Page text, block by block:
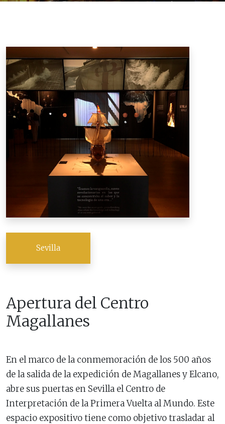
Sevilla
Apertura del Centro
Magallanes
En el marco de la conmemoración de los 500 años
de la salida de la expedición de Magallanes y Elcano,
abre sus puertas en Sevilla el Centro de
Interpretación de la Primera Vuelta al Mundo. Este
espacio expositivo tiene como objetivo trasladar al